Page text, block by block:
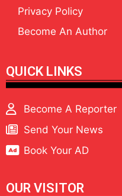
Privacy Policy
Become An Author
QUICK LINKS
Become A Reporter
Send Your News
Book Your AD
OUR VISITOR